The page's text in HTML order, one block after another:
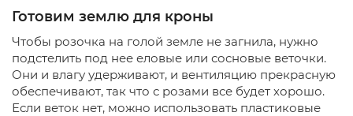
Готовим землю для кроны
Чтобы розочка на голой земле не загнила, нужно
подстелить под нее еловые или сосновые веточки.
Они и влагу удерживают, и вентиляцию прекрасную
обеспечивают, так что с розами все будет хорошо.
Если веток нет, можно использовать пластиковые